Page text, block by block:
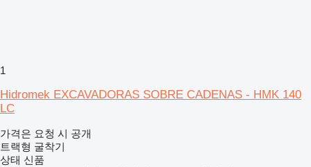
1
Hidromek EXCAVADORAS SOBRE CADENAS - HMK 140
LC
가격은 요청 시 공개
트랙형 굴착기
상태 신품